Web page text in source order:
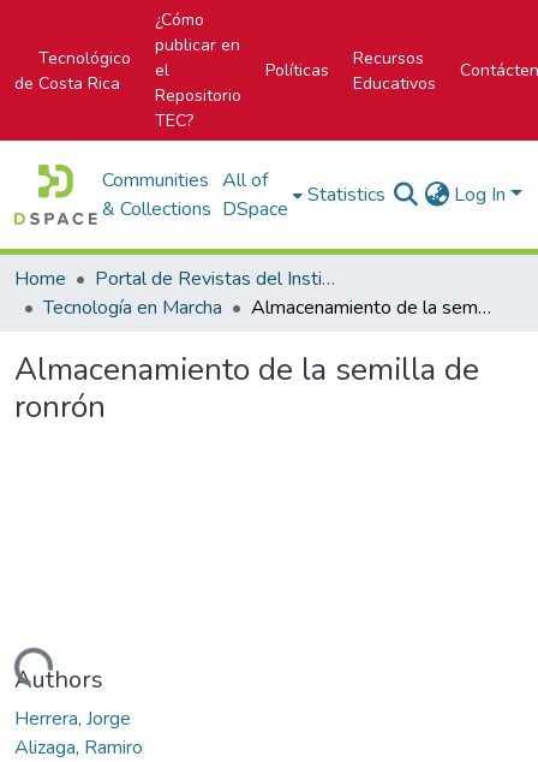
Tecnológico
de Costa Rica
¿Cómo
publicar en
el
Repositorio
TEC?
Políticas
Recursos
Educativos
Communities
& Collections
All of
DSpace
Statistics Log In
Home
Portal de Revistas del Instituto Tecnológico de Costa Rica
Tecnología en Marcha
Almacenamiento de la semilla de ronrón
Almacenamiento de la semilla de
ronrón
Loading...
Authors
Herrera, Jorge
Alizaga, Ramiro